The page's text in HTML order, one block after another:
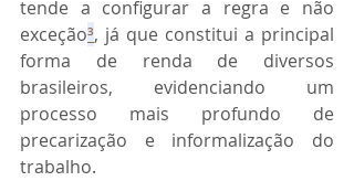
tende a configurar a regra e não
exceção³, já que constitui a principal
forma de renda de diversos
brasileiros, evidenciando um
processo mais profundo de
precarização e informalização do
trabalho.